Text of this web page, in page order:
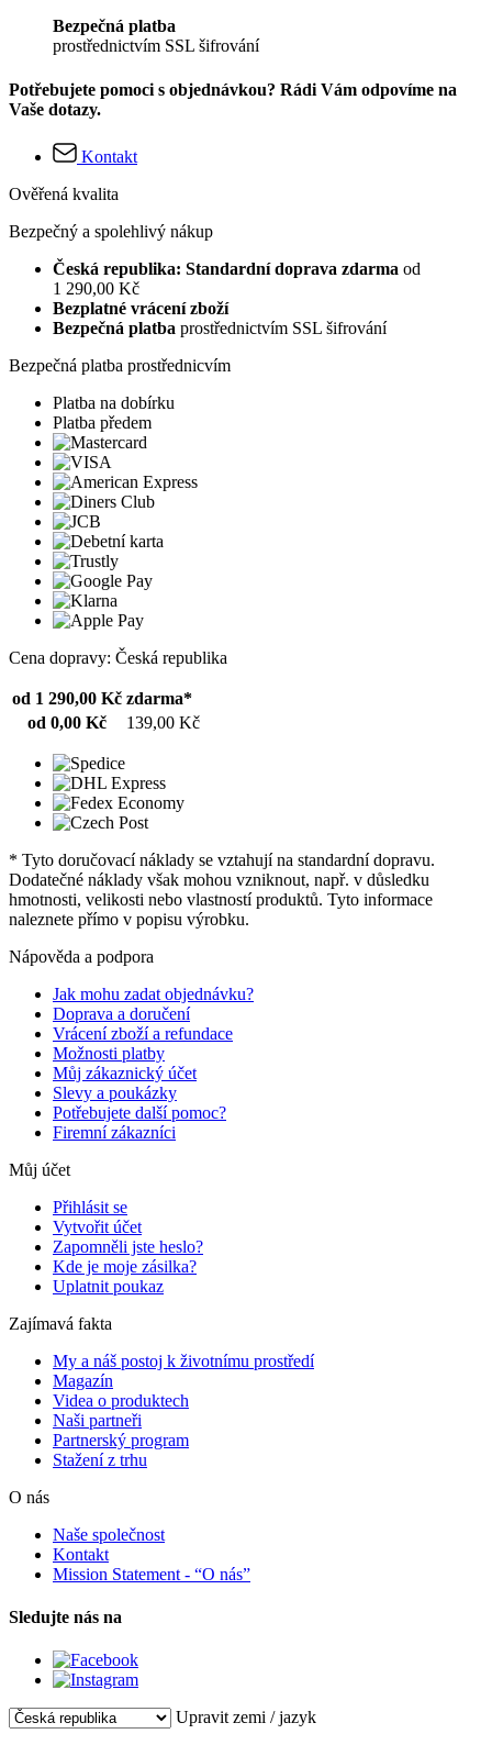
Bezpečná platba
prostřednictvím SSL šifrování
Potřebujete pomoci s objednávkou? Rádi Vám odpovíme na
Vaše dotazy.
Kontakt
Ověřená kvalita
Bezpečný a spolehlivý nákup
Česká republika: Standardní doprava zdarma od
1 290,00 Kč
Bezplatné vrácení zboží
Bezpečná platba prostřednictvím SSL šifrování
Bezpečná platba prostřednicvím
Platba na dobírku
Platba předem
Cena dopravy: Česká republika
od 1 290,00 Kč zdarma*
od 0,00 Kč
139,00 Kč
* Tyto doručovací náklady se vztahují na standardní dopravu.
Dodatečné náklady však mohou vzniknout, např. v důsledku
hmotnosti, velikosti nebo vlastností produktů. Tyto informace
naleznete přímo v popisu výrobku.
Nápověda a podpora
Jak mohu zadat objednávku?
Doprava a doručení
Vrácení zboží a refundace
Možnosti platby
Můj zákaznický účet
Slevy a poukázky
Potřebujete další pomoc?
Firemní zákazníci
Můj účet
Přihlásit se
Vytvořit účet
Zapomněli jste heslo?
Kde je moje zásilka?
Uplatnit poukaz
Zajímavá fakta
My a náš postoj k životnímu prostředí
Magazín
Videa o produktech
Naši partneři
Partnerský program
Stažení z trhu
O nás
Naše společnost
Kontakt
Mission Statement - “O nás”
Sledujte nás na
Upravit zemi / jazyk